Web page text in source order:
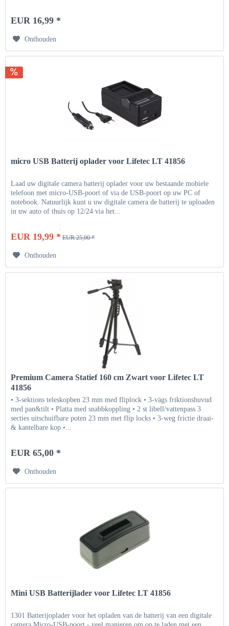
EUR 16,99 *
Onthouden
micro USB Batterij oplader voor Lifetec LT 41856
Laad uw digitale camera batterij oplader voor uw bestaande mobiele
telefoon met micro-USB-poort of via de USB-poort op uw PC of
notebook. Natuurlijk kunt u uw digitale camera de batterij te uploaden
in uw auto of thuis op 12/24 via het...
EUR 19,99 * EUR 25,00 *
Onthouden
Premium Camera Statief 160 cm Zwart voor Lifetec LT
41856
• 3-sektions teleskopben 23 mm med fliplock • 3-vägs friktionshuvud
med pan&tilt • Platta med snabbkoppling • 2 st libell/vattenpass 3
secties uitschuifbare poten 23 mm met flip locks • 3-weg frictie draai-
& kantelbare kop •...
EUR 65,00 *
Onthouden
Mini USB Batterijlader voor Lifetec LT 41856
1301 Batterijoplader voor het opladen van de batterij van een digitale